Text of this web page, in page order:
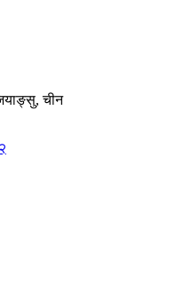
चीन